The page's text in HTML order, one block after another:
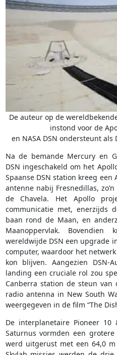
De auteur op de
instond voor de
en NASA DSN ondersteunt als
Na de bemande Mercury en
DSN ingeschakeld om het
Spaanse DSN station kreeg
antenne nabij Fresnedillas,
de Chavela. Het Apollo
communicatie met, enerzijds
baan rond de Maan, en
Maanoppervlak.
wereldwijde DSN een upgrade
computer, waardoor het
kon blijven. Aangezien DSN-
landing een cruciale rol zou
Canberra station de steun van
radio antenna in New South
weergegeven in de film “The
De interplanetaire Pioneer
Saturnus vormden een
werd uitgerust met een 64,0